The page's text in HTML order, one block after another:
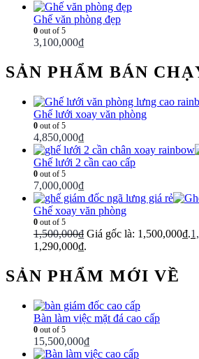
Ghế văn phòng đẹp
0 out of 5
3,100,000₫
SẢN PHẨM BÁN
Ghế lưới xoay văn phòng
0 out of 5
4,850,000₫
Ghế lưới 2 cần cao cấp
0 out of 5
7,000,000₫
Ghế xoay văn phòng
0 out of 5
1,500,000₫ Giá gốc là: 1,500,000₫.
1,290,000₫.
SẢN PHẨM MỚI VỀ
Bàn làm việc mặt đá cao cấp
0 out of 5
15,500,000₫